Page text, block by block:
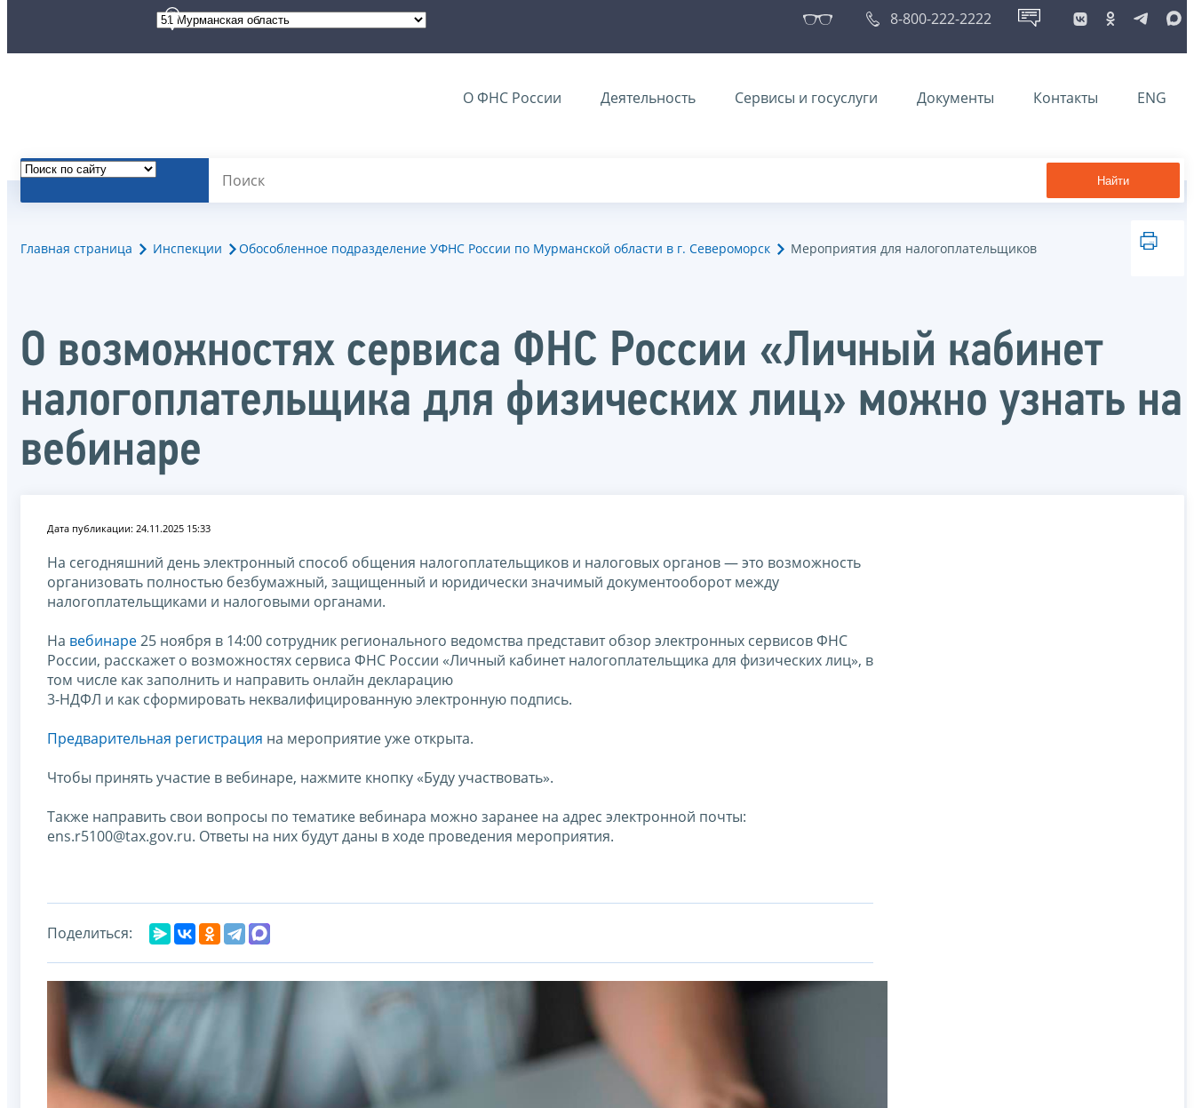
8-800-222-2222
О ФНС России Деятельность Сервисы и госуслуги Документы Контакты ENG
Найти
Главная страница Инспекции Обособленное подразделение УФНС России по Мурманской области в г. Североморск Мероприятия для налогоплательщиков
О возможностях сервиса ФНС России «Личный кабинет
налогоплательщика для физических лиц» можно узнать на
вебинаре
Дата публикации: 24.11.2025 15:33
На сегодняшний день электронный способ общения налогоплательщиков и налоговых органов — это возможность
организовать полностью безбумажный, защищенный и юридически значимый документооборот между
налогоплательщиками и налоговыми органами.
На вебинаре25 ноября в 14:00 сотрудник регионального ведомства представит обзор электронных сервисов ФНС
России, расскажет о возможностях сервиса ФНС России «Личный кабинет налогоплательщика для физических лиц», в
том числе как заполнить и направить онлайн декларацию
3-НДФЛ и как сформировать неквалифицированную электронную подпись.
Предварительная регистрация на мероприятие уже открыта.
Чтобы принять участие в вебинаре, нажмите кнопку «Буду участвовать».
Также направить свои вопросы по тематике вебинара можно заранее на адрес электронной почты:
ens.r5100@tax.gov.ru. Ответы на них будут даны в ходе проведения мероприятия.
Поделиться: